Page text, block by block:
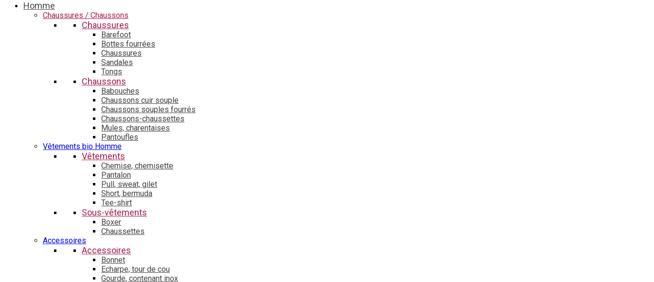
Homme
Chaussures / Chaussons
Chaussures
Barefoot
Bottes fourrées
Chaussures
Sandales
Tongs
Chaussons
Babouches
Chaussons cuir souple
Chaussons souples fourrés
Chaussons-chaussettes
Mules, charentaises
Pantoufles
Vêtements bio Homme
Vêtements
Chemise, chemisette
Pantalon
Pull, sweat, gilet
Short, bermuda
Tee-shirt
Sous-vêtements
Boxer
Chaussettes
Accessoires
Accessoires
Bonnet
Echarpe, tour de cou
Gourde, contenant inox